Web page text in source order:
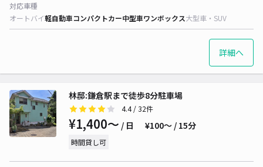
対応車種
オートバイ軽自動車コンパクトカー中型車ワンボックス大型車・SUV
詳細へ
林邸:鎌倉駅まで徒歩8分駐車場
4.4/ 32件
¥1,400〜 / 日 ¥100〜 / 15分
時間貸し可